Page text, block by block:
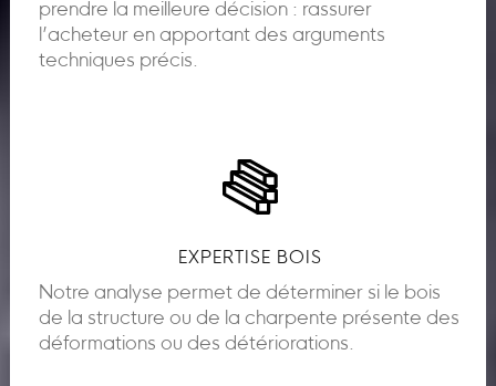
prendre la meilleure décision : rassurer
l’acheteur en apportant des arguments
techniques précis.
EXPERTISE BOIS
Notre analyse permet de déterminer si le bois
de la structure ou de la charpente présente des
déformations ou des détériorations.